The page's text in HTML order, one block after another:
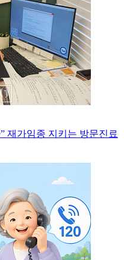
재가임종 지키는 방문진료